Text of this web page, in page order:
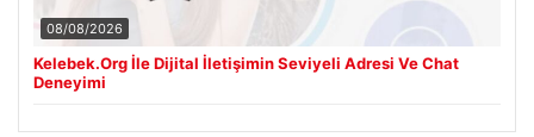
08/08/2026
Kelebek.Org İle Dijital İletişimin Seviyeli Adresi Ve Chat
Deneyimi